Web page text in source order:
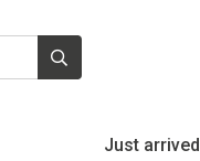
Just arrived